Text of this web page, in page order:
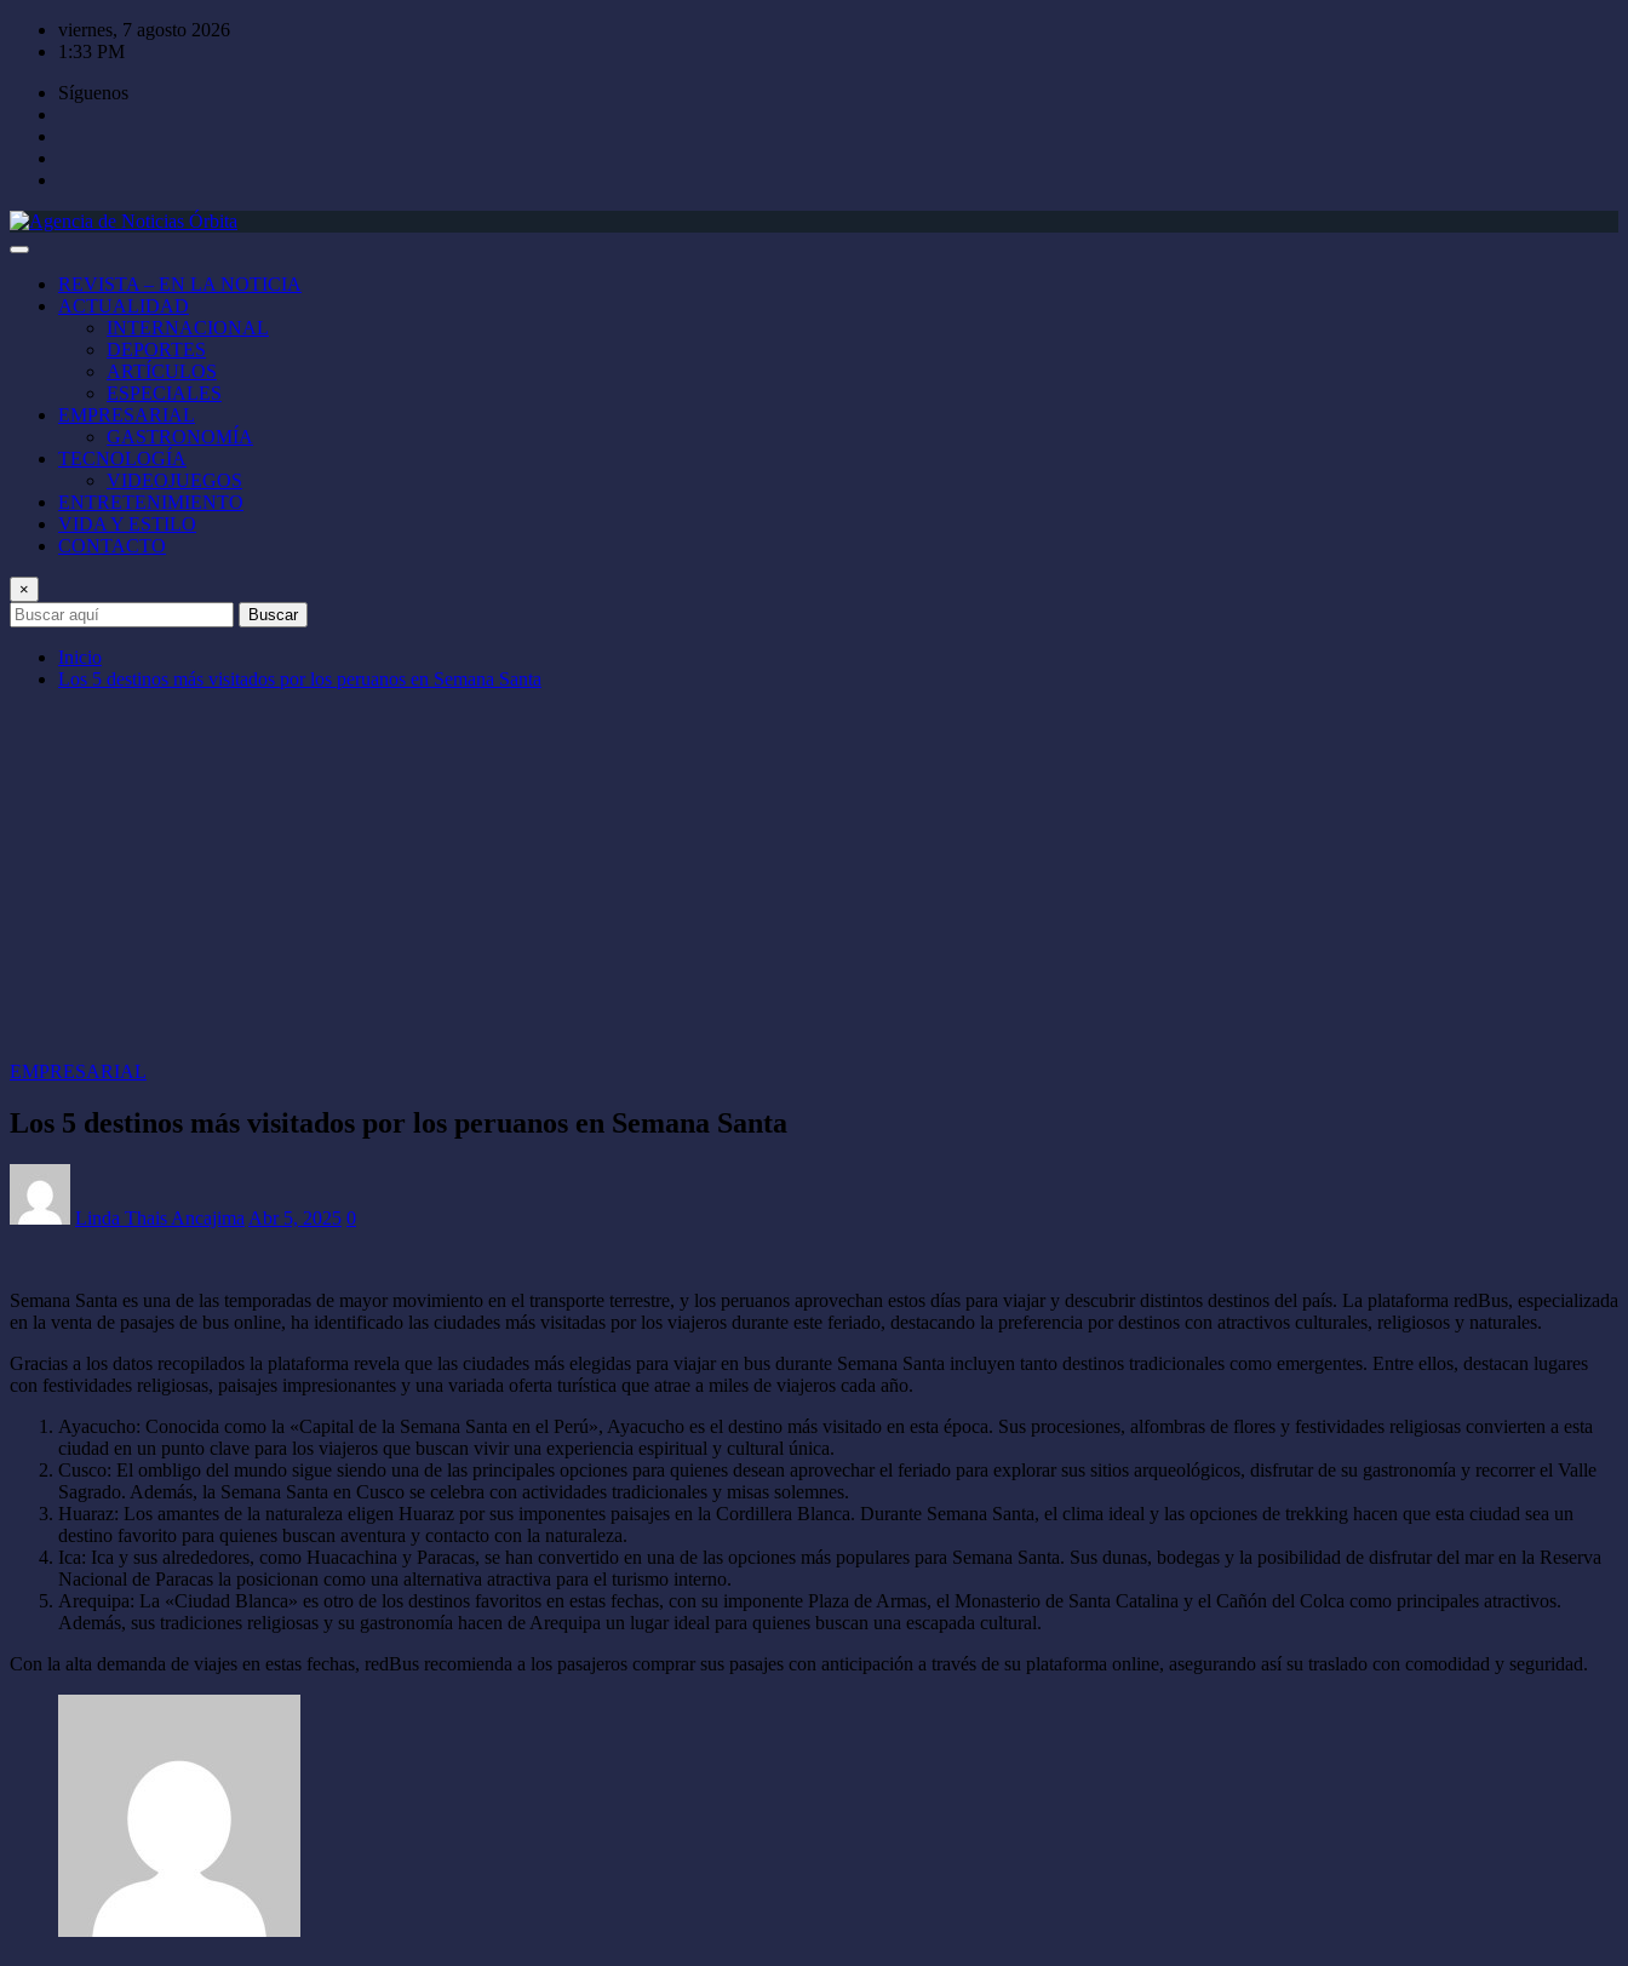
Saltar
viernes, 7 agosto 2026
1:33 PM
Síguenos
REVISTA – EN LA NOTICIA
ACTUALIDAD
INTERNACIONAL
DEPORTES
ARTÍCULOS
ESPECIALES
EMPRESARIAL
GASTRONOMÍA
TECNOLOGÍA
VIDEOJUEGOS
ENTRETENIMIENTO
VIDA Y ESTILO
CONTACTO
×
Buscar
Inicio
Los 5 destinos más visitados por los peruanos en Semana Santa
EMPRESARIAL
Los 5 destinos más visitados por los peruanos en Semana Santa
Linda Thais Ancajima Abr 5, 2025 0
Semana Santa es una de las temporadas de mayor movimiento en el transporte terrestre, y los peruanos aprovechan estos días para viajar y descubrir distintos destinos del país. La plataforma redBus, especializada
en la venta de pasajes de bus online, ha identificado las ciudades más visitadas por los viajeros durante este feriado, destacando la preferencia por destinos con atractivos culturales, religiosos y naturales.
Gracias a los datos recopilados la plataforma revela que las ciudades más elegidas para viajar en bus durante Semana Santa incluyen tanto destinos tradicionales como emergentes. Entre ellos, destacan lugares
con festividades religiosas, paisajes impresionantes y una variada oferta turística que atrae a miles de viajeros cada año.
Ayacucho: Conocida como la «Capital de la Semana Santa en el Perú», Ayacucho es el destino más visitado en esta época. Sus procesiones, alfombras de flores y festividades religiosas convierten a esta
ciudad en un punto clave para los viajeros que buscan vivir una experiencia espiritual y cultural única.
Cusco: El ombligo del mundo sigue siendo una de las principales opciones para quienes desean aprovechar el feriado para explorar sus sitios arqueológicos, disfrutar de su gastronomía y recorrer el Valle
Sagrado. Además, la Semana Santa en Cusco se celebra con actividades tradicionales y misas solemnes.
Huaraz: Los amantes de la naturaleza eligen Huaraz por sus imponentes paisajes en la Cordillera Blanca. Durante Semana Santa, el clima ideal y las opciones de trekking hacen que esta ciudad sea un
destino favorito para quienes buscan aventura y contacto con la naturaleza.
Ica: Ica y sus alrededores, como Huacachina y Paracas, se han convertido en una de las opciones más populares para Semana Santa. Sus dunas, bodegas y la posibilidad de disfrutar del mar en la Reserva
Nacional de Paracas la posicionan como una alternativa atractiva para el turismo interno.
Arequipa: La «Ciudad Blanca» es otro de los destinos favoritos en estas fechas, con su imponente Plaza de Armas, el Monasterio de Santa Catalina y el Cañón del Colca como principales atractivos.
Además, sus tradiciones religiosas y su gastronomía hacen de Arequipa un lugar ideal para quienes buscan una escapada cultural.
Con la alta demanda de viajes en estas fechas, redBus recomienda a los pasajeros comprar sus pasajes con anticipación a través de su plataforma online, asegurando así su traslado con comodidad y seguridad.